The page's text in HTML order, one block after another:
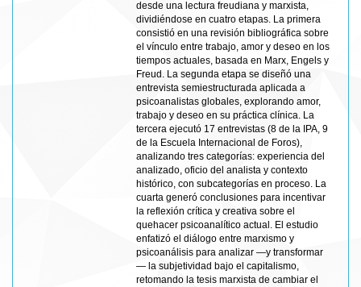
desde una lectura freudiana y marxista,
dividiéndose en cuatro etapas. La primera
consistió en una revisión bibliográfica sobre
el vínculo entre trabajo, amor y deseo en los
tiempos actuales, basada en Marx, Engels y
Freud. La segunda etapa se diseñó una
entrevista semiestructurada aplicada a
psicoanalistas globales, explorando amor,
trabajo y deseo en su práctica clínica. La
tercera ejecutó 17 entrevistas (8 de la IPA, 9
de la Escuela Internacional de Foros),
analizando tres categorías: experiencia del
analizado, oficio del analista y contexto
histórico, con subcategorías en proceso. La
cuarta generó conclusiones para incentivar
la reflexión crítica y creativa sobre el
quehacer psicoanalítico actual. El estudio
enfatizó el diálogo entre marxismo y
psicoanálisis para analizar —y transformar
— la subjetividad bajo el capitalismo,
retomando la tesis marxista de cambiar el